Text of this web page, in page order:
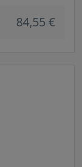
84,55 €